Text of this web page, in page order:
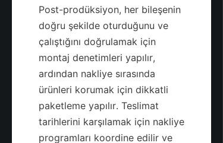
Post-prodüksiyon, her bileşenin
doğru şekilde oturduğunu ve
çalıştığını doğrulamak için
montaj denetimleri yapılır,
ardından nakliye sırasında
ürünleri korumak için dikkatli
paketleme yapılır. Teslimat
tarihlerini karşılamak için nakliye
programları koordine edilir ve